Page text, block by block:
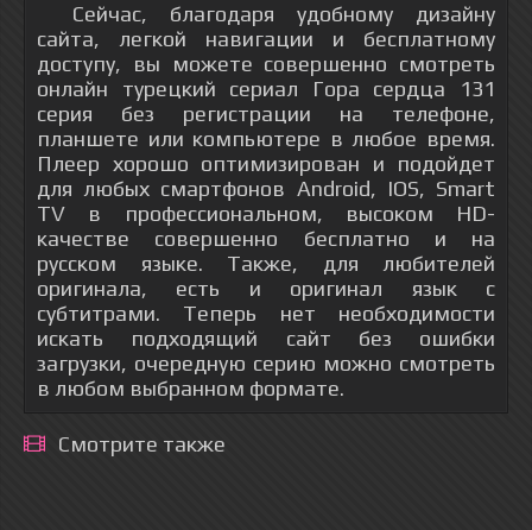
Сейчас, благодаря удобному дизайну
сайта, легкой навигации и бесплатному
доступу, вы можете совершенно смотреть
онлайн турецкий сериал Гора сердца 131
серия без регистрации на телефоне,
планшете или компьютере в любое время.
Плеер хорошо оптимизирован и подойдет
для любых смартфонов Android, IOS, Smart
TV в профессиональном, высоком HD-
качестве совершенно бесплатно и на
русском языке. Также, для любителей
оригинала, есть и оригинал язык с
субтитрами. Теперь нет необходимости
искать подходящий сайт без ошибки
загрузки, очередную серию можно смотреть
в любом выбранном формате.
Смотрите также